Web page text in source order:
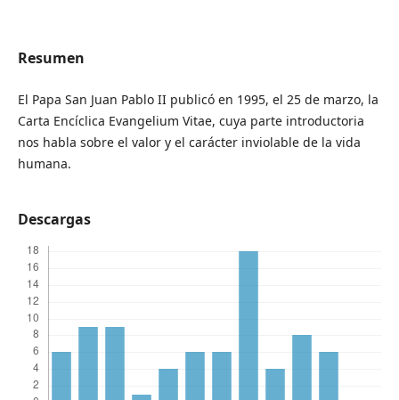
Resumen
El Papa San Juan Pablo II publicó en 1995, el 25 de marzo, la
Carta Encíclica Evangelium Vitae, cuya parte introductoria
nos habla sobre el valor y el carácter inviolable de la vida
humana.
Descargas